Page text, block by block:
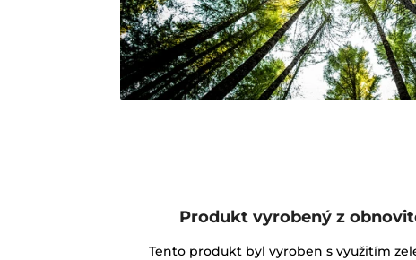
Produkt vyrobený z
Tento produkt byl vyroben s využitím